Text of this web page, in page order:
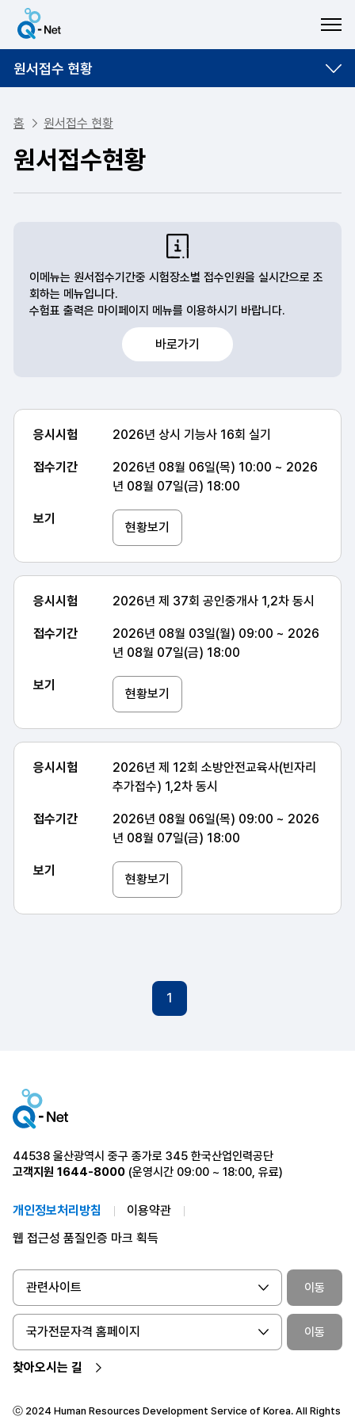
원서접수 현황
홈 원서접수 현황
원서접수현황
이메뉴는 원서접수기간중 시험장소별 접수인원을 실시간으로 조
회하는 메뉴입니다.
수험표 출력은 마이페이지 메뉴를 이용하시기 바랍니다.
바로가기
응시시험,접수기간,보기 항목 순으로 원서접수현황 목록 안내표
응시시험
2026년 상시 기능사 16회 실기
접수기간
2026년 08월 06일(목) 10:00 ~ 2026
년 08월 07일(금) 18:00
보기
현황보기
응시시험 2026년 제 37회 공인중개사 1,2차 동시
접수기간
2026년 08월 03일(월) 09:00 ~ 2026
년 08월 07일(금) 18:00
보기
현황보기
응시시험
2026년 제 12회 소방안전교육사(빈자리
추가접수) 1,2차 동시
접수기간
2026년 08월 06일(목) 09:00 ~ 2026
년 08월 07일(금) 18:00
보기
현황보기
1
44538 울산광역시 중구 종가로 345 한국산업인력공단
고객지원 1644-8000 (운영시간 09:00 ~ 18:00, 유료)
개인정보처리방침
이용약관
웹 접근성 품질인증 마크 획득
관련사이트 이동
국가전문자격 홈페이지 이동
찾아오시는 길
ⓒ 2024 Human Resources Development Service of Korea. All Rights